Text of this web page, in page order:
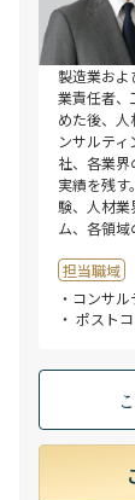
製造業およ
業責任者、
めた後、
ンサルテ
社、各業
実績を残
験、人材
ム、各領域
担当職域
・コンサ
・ ポスト